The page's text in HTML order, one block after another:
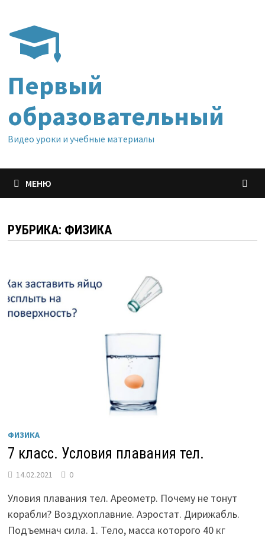
содержимому
Первый
образовательный
Видео уроки и учебные материалы
МЕНЮ
РУБРИКА: ФИЗИКА
ФИЗИКА
7 класс. Условия плавания тел.
14.02.2021 0
Уловия плавания тел. Ареометр. Почему не тонут
корабли? Воздухоплавние. Аэростат. Дирижабль.
Подъемнач сила. 1. Тело, масса которого 40 кг